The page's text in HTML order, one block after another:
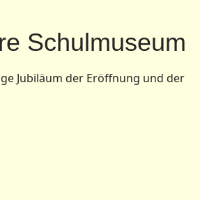
Schulmuseum
Jubiläum der Eröffnung und der